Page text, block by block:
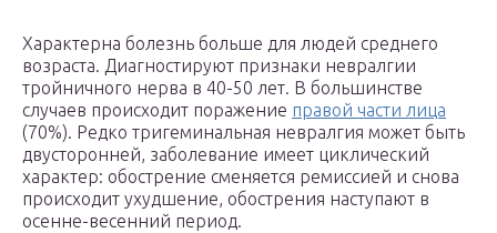
Характерна болезнь больше для людей среднего
возраста. Диагностируют признаки невралгии
тройничного нерва в 40-50 лет. В большинстве
случаев происходит поражение правой части лица
(70%). Редко тригеминальная невралгия может быть
двусторонней, заболевание имеет циклический
характер: обострение сменяется ремиссией и снова
происходит ухудшение, обострения наступают в
осенне-весенний период.